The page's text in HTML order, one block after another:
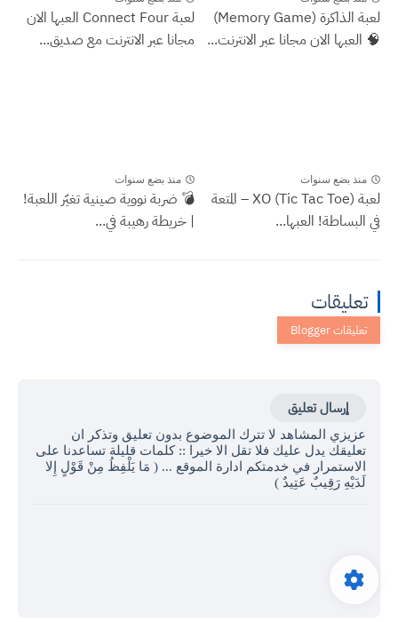
لعبة الذاكرة (Memory Game)
🧠 العبها الان مجانا عبر الانترنت...
لعبة Connect Four العبها الان
مجانا عبر الانترنت مع صديق...
منذ بضع سنوات
لعبة XO (Tic Tac Toe) – المتعة
في البساطة! العبها...
منذ بضع سنوات
💣 ضربة نووية صينية تغيّر اللعبة!
| خريطة رهيبة في...
تعليقات
إرسال تعليق
عزيزي المشاهد لا تترك الموضوع بدون تعليق وتذكر ان
تعليقك يدل عليك فلا تقل الا خيرا :: كلمات قليلة تساعدنا على
الاستمرار في خدمتكم ادارة الموقع ... ( مَا يَلْفِظُ مِنْ قَوْلٍ إِلا
لَدَيْهِ رَقِيبٌ عَتِيدٌ )